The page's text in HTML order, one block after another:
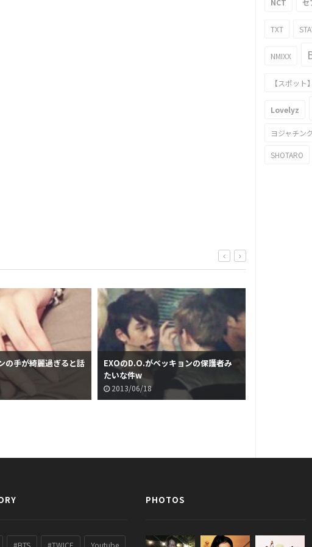
の手が綺麗過ぎると話
EXOのD.O.がベッキョンの保護者み
たいな件w
2013/06/18
NCT セ
TXT
NMIXX
【スポット】
Lovelyz
ヨジャチン
SHOTARO
#BTS #TWICE Youtube
PHOTOS